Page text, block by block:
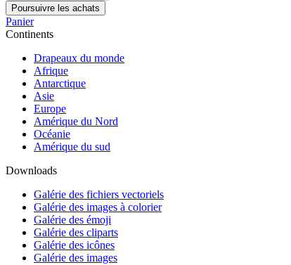
Poursuivre les achats
Panier
Continents
Drapeaux du monde
Afrique
Antarctique
Asie
Europe
Amérique du Nord
Océanie
Amérique du sud
Downloads
Galérie des fichiers vectoriels
Galérie des images à colorier
Galérie des émoji
Galérie des cliparts
Galérie des icônes
Galérie des images